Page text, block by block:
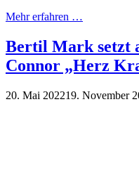
Mehr erfahren …
Bertil Mark setzt
Connor „Herz
20. Mai 202219. November